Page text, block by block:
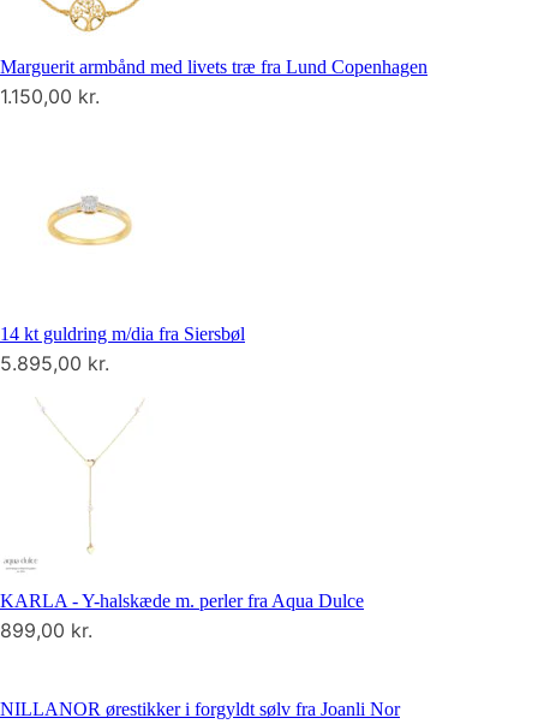
Marguerit armbånd med livets træ fra Lund Copenhagen
1.150,00 kr.
14 kt guldring m/dia fra Siersbøl
5.895,00 kr.
KARLA - Y-halskæde m. perler fra Aqua Dulce
899,00 kr.
NILLANOR ørestikker i forgyldt sølv fra Joanli Nor